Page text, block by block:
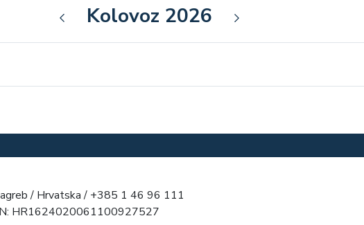
Kolovoz 2026
/ Hrvatska / +385 1 46 96 111
HR1624020061100927527